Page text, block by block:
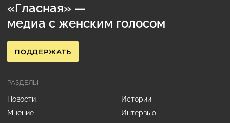
«Гласная» —
медиа с женским голосом
ПОДДЕРЖАТЬ
РАЗДЕЛЫ
Новости
Истории
Мнение
Интервью